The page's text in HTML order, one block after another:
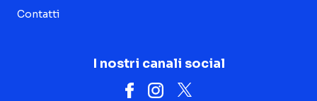
Contatti
I nostri canali social